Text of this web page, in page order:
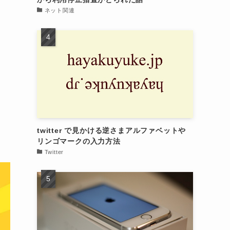
ネット関連
twitter で見かける逆さまアルファベットや
リンゴマークの入力方法
Twitter